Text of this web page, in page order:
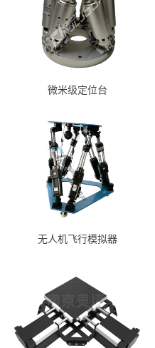
微米级定位台
无人机飞行模拟器